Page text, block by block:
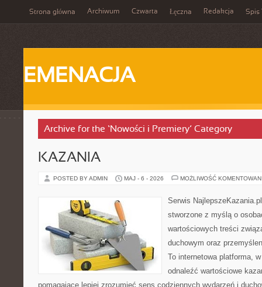
Strona główna Archiwum Czwarta Łęczna Redakcja Spis
EMENACJA
Archive for the ‘Nowości i Premiery’ Category
KAZANIA
POSTED BY ADMIN MAJ - 6 - 2026 MOŻLIWOŚĆ
Serwis
stworzone z myślą o
wartościowych treści
duchowym oraz
To internetowa platforma,
odnaleźć wartościowe
pomagające lepiej zrozumieć sens codziennych wydarzeń i